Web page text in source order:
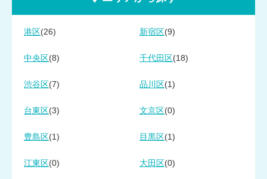
港区 (26) 新宿区 (9)
中央区 (8) 千代田区 (18)
渋谷区 (7) 品川区 (1)
台東区 (3) 文京区 (0)
豊島区 (1) 目黒区 (1)
江東区 (0) 大田区 (0)